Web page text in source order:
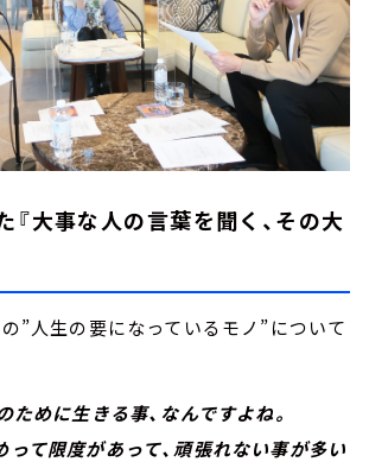
『大事な人の言葉を聞く、その大
”人生の要になっているモノ”について
ために生きる事、なんですよね。
限度があって、頑張れない事が多い